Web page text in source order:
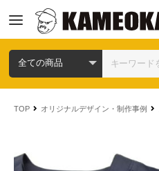
ン
へ
TOP オリジナルデザイン・制作事例